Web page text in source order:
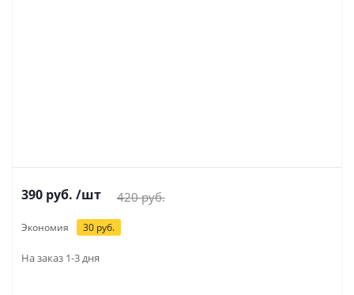
390 руб. /шт 420руб.
Экономия 30 руб.
На заказ 1-3 дня